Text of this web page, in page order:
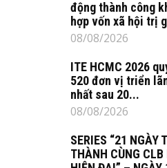
động thành công
hợp vốn xã hội trị
08/08/2026
ITE HCMC 2026
520 đơn vị triển
nhất sau 20...
08/08/2026
SERIES “21 NGÀY
THÀNH CÙNG CLB